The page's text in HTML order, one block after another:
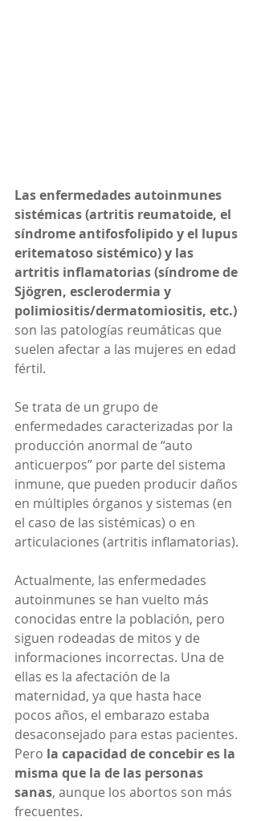
Las enfermedades autoinmunes
sistémicas (artritis reumatoide, el
síndrome antifosfolipido y el lupus
eritematoso sistémico) y las
artritis inflamatorias (síndrome de
Sjögren, esclerodermia y
polimiositis/dermatomiositis, etc.)
son las patologías reumáticas que
suelen afectar a las mujeres en edad
fértil.
Se trata de un grupo de
enfermedades caracterizadas por la
producción anormal de “auto
anticuerpos” por parte del sistema
inmune, que pueden producir daños
en múltiples órganos y sistemas (en
el caso de las sistémicas) o en
articulaciones (artritis inflamatorias).
Actualmente, las enfermedades
autoinmunes se han vuelto más
conocidas entre la población, pero
siguen rodeadas de mitos y de
informaciones incorrectas. Una de
ellas es la afectación de la
maternidad, ya que hasta hace
pocos años, el embarazo estaba
desaconsejado para estas pacientes.
Pero la capacidad de concebir es la
misma que la de las personas
sanas, aunque los abortos son más
frecuentes.